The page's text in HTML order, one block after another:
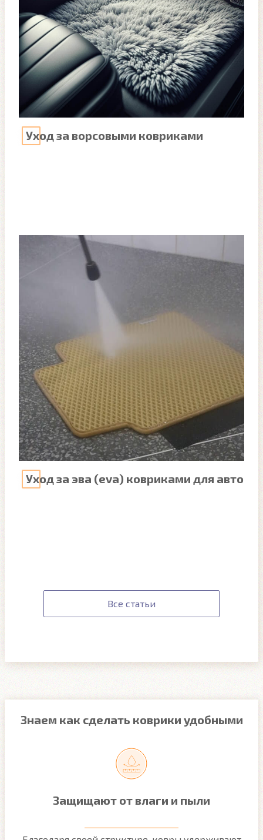
Уход за ворсовыми ковриками
Уход за эва (eva) ковриками для авто
Все статьи
Знаем как сделать коврики удобными
Защищают от влаги и пыли